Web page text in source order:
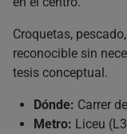
Croquetas,
reconocible sin
tesis conceptual.
Dónde: Carrer
Metro: Liceu